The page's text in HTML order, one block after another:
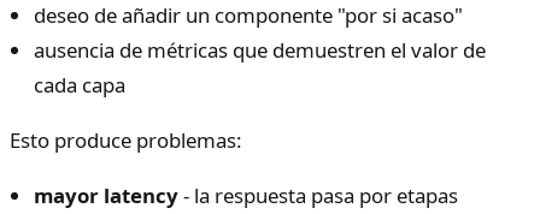
deseo de añadir un componente "por si acaso"
ausencia de métricas que demuestren el valor de
cada capa
Esto produce problemas:
mayor latency- la respuesta pasa por etapas